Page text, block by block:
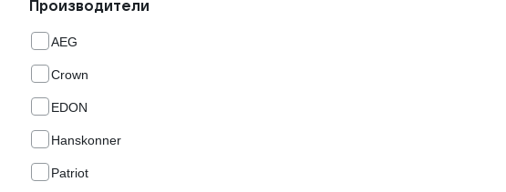
Производители
AEG
Crown
EDON
Hanskonner
Patriot